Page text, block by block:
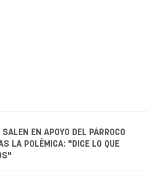
EN APOYO DEL PÁRROCO
LA POLÉMICA: "DICE LO QUE